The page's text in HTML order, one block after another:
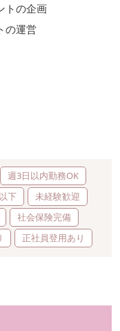
トの企画
の運営
週3日以内勤務OK
下
未経験歓迎
社会保険完備
正社員登用あり